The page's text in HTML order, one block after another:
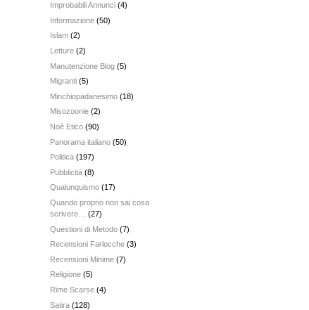
Improbabili Annunci (4)
Informazione (50)
Islam (2)
Letture (2)
Manutenzione Blog (5)
Migranti (5)
Minchiopadanesimo (18)
Misozoonie (2)
Noè Etico (90)
Panorama italiano (50)
Politica (197)
Pubblicità (8)
Qualunquismo (17)
Quando proprio non sai cosa
scrivere…
(27)
Questioni di Metodo (7)
Recensioni Farlocche (3)
Recensioni Minime (7)
Religione (5)
Rime Scarse (4)
Satira (128)